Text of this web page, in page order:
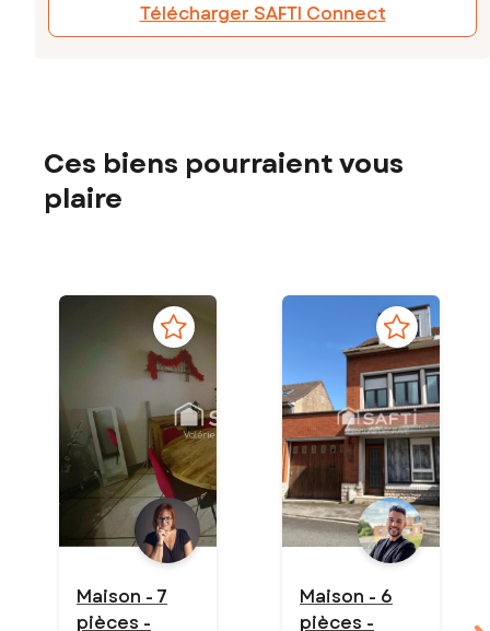
Télécharger SAFTI Connect
Ces biens pourraient vous
plaire
Maison - 7
pièces -
Maison - 6
pièces -